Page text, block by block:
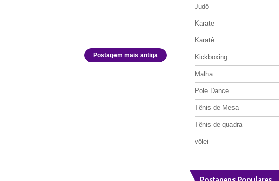
Postagem mais antiga
Judô
Karate
Karatê
Kickboxing
Malha
Pole Dance
Tênis de Mesa
Tênis de quadra
vôlei